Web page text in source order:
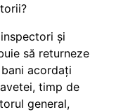
și
să returneze
acordați
timp de
general,